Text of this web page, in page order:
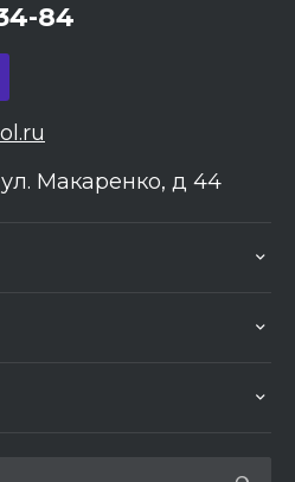
84
Макаренко, д 44